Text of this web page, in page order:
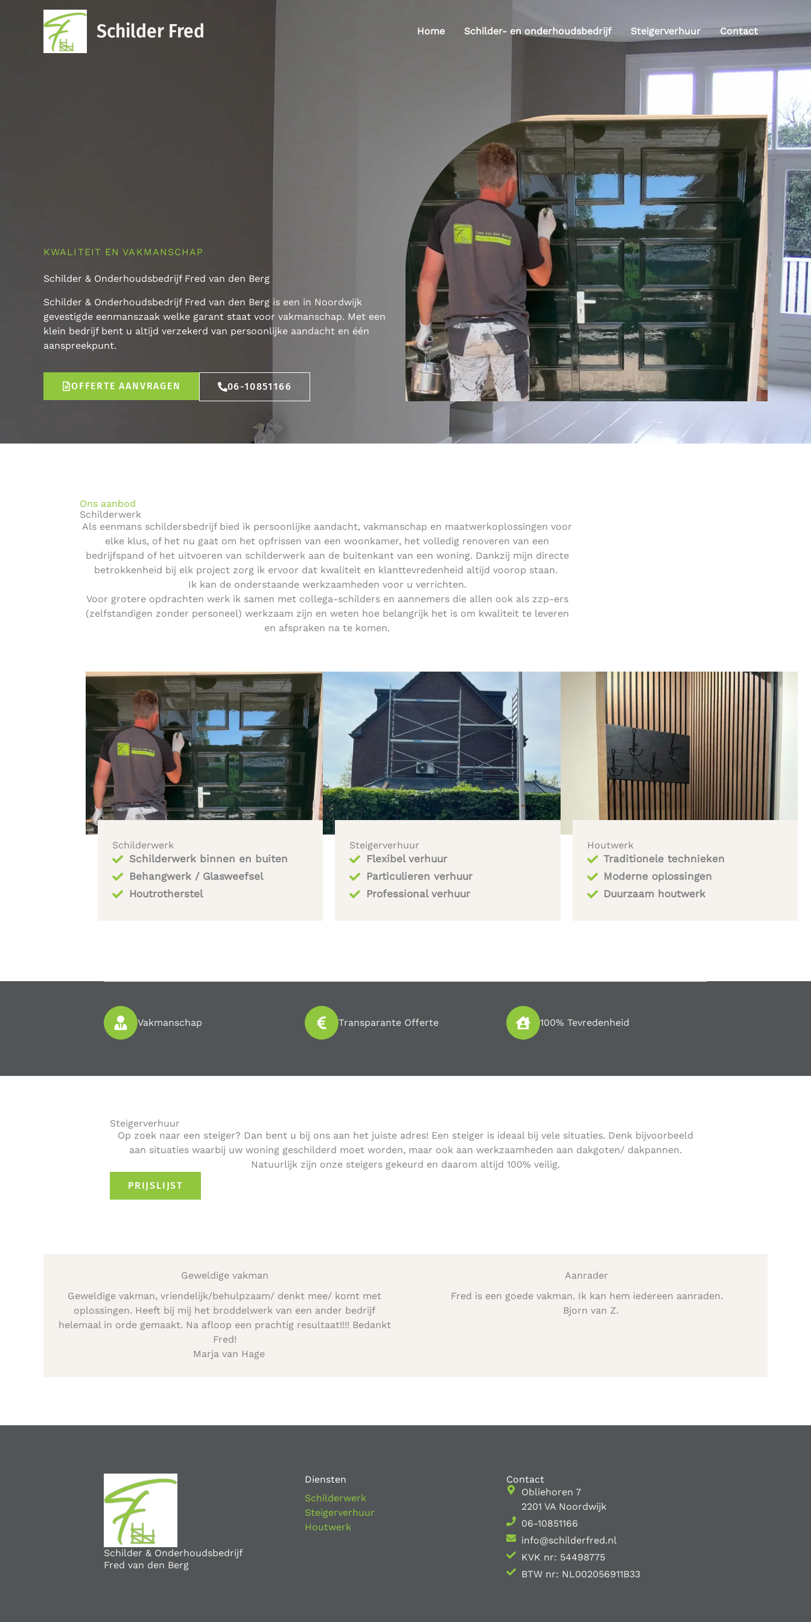
Schilder Fred Home Schilder- en onderhoudsbedrijf Steigerverhuur Contact
KWALITEIT EN VAKMANSCHAP
Schilder & Onderhoudsbedrijf Fred van den Berg
Schilder & Onderhoudsbedrijf Fred van den Berg is een in Noordwijk
gevestigde eenmanszaak welke garant staat voor vakmanschap. Met een
klein bedrijf bent u altijd verzekerd van persoonlijke aandacht en één
aanspreekpunt.
OFFERTE AANVRAGEN 06-10851166
Ons aanbod
Schilderwerk
Als eenmans schildersbedrijf bied ik persoonlijke aandacht, vakmanschap en maatwerkoplossingen voor
elke klus, of het nu gaat om het opfrissen van een woonkamer, het volledig renoveren van een
bedrijfspand of het uitvoeren van schilderwerk aan de buitenkant van een woning. Dankzij mijn directe
betrokkenheid bij elk project zorg ik ervoor dat kwaliteit en klanttevredenheid altijd voorop staan.
Ik kan de onderstaande werkzaamheden voor u verrichten.
Voor grotere opdrachten werk ik samen met collega-schilders en aannemers die allen ook als zzp-ers
(zelfstandigen zonder personeel) werkzaam zijn en weten hoe belangrijk het is om kwaliteit te leveren
en afspraken na te komen.
Schilderwerk
Schilderwerk binnen en buiten
Behangwerk / Glasweefsel
Houtrotherstel​
Steigerverhuur
Flexibel verhuur
Particulieren verhuur
Professional verhuur
Houtwerk
Traditionele technieken
Moderne oplossingen
Duurzaam houtwerk
Vakmanschap Transparante Offerte 100% Tevredenheid
Steigerverhuur
Op zoek naar een steiger? Dan bent u bij ons aan het juiste adres! Een steiger is ideaal bij vele situaties. Denk bijvoorbeeld
aan situaties waarbij uw woning geschilderd moet worden, maar ook aan werkzaamheden aan dakgoten/ dakpannen.
Natuurlijk zijn onze steigers gekeurd en daarom altijd 100% veilig.
PRIJSLIJST
Geweldige vakman
Geweldige vakman, vriendelijk/behulpzaam/ denkt mee/ komt met
oplossingen. Heeft bij mij het broddelwerk van een ander bedrijf
helemaal in orde gemaakt. Na afloop een prachtig resultaat!!!! Bedankt
Fred!
Marja van Hage
Aanrader
Fred is een goede vakman. Ik kan hem iedereen aanraden.
Bjorn van Z.
Schilder & Onderhoudsbedrijf
Fred van den Berg
Diensten
Schilderwerk
Steigerverhuur
Houtwerk
Contact
Obliehoren 7
2201 VA Noordwijk
06-10851166
info@schilderfred.nl
KVK nr: 54498775
BTW nr: NL002056911B33